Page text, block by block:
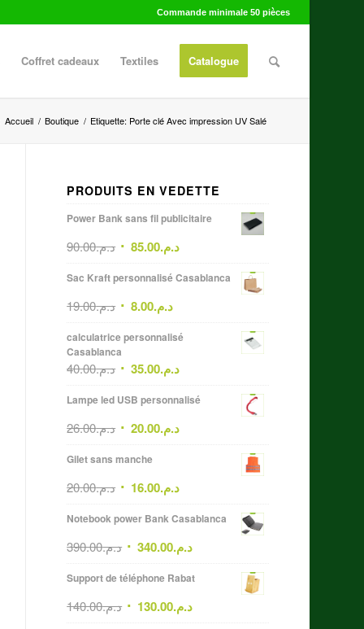
Commande minimale 50 pièces
Coffret cadeaux Textiles Catalogue
Accueil / Boutique / Etiquette: Porte clé Avec impression UV Salé
PRODUITS EN VEDETTE
Power Bank sans fil publicitaire
د.م.90.00 د.م.85.00
Sac Kraft personnalisé Casablanca
د.م.19.00 د.م.8.00
calculatrice personnalisé
Casablanca
د.م.40.00 د.م.35.00
Lampe led USB personnalisé
د.م.26.00 د.م.20.00
Gilet sans manche
د.م.20.00 د.م.16.00
Notebook power Bank Casablanca
د.م.390.00 د.م.340.00
Support de téléphone Rabat
د.م.140.00 د.م.130.00